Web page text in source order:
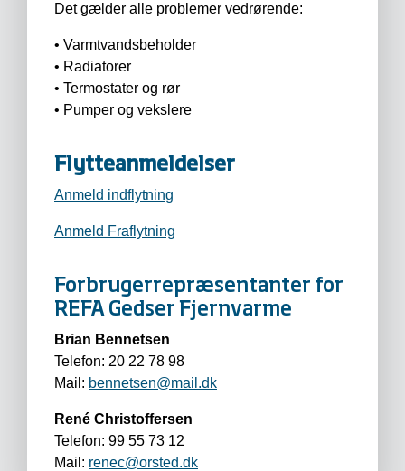
Det gælder alle problemer vedrørende:
• Varmtvandsbeholder
• Radiatorer
• Termostater og rør
• Pumper og vekslere
Flytteanmeldelser
Anmeld indflytning
Anmeld Fraflytning
Forbruger­repræsentanter for
REFA Gedser Fjernvarme
Brian Bennetsen
Telefon: 20 22 78 98
Mail: bennetsen@mail.dk
René Christoffersen
Telefon: 99 55 73 12
Mail: renec@orsted.dk